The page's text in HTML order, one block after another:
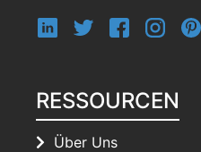
RESSOURCEN
Über Uns